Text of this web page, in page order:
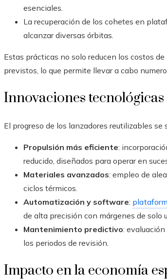
esenciales.
La recuperación de los cohetes en
alcanzar diversas órbitas.
Estas prácticas no solo reducen los costos
previstos, lo que permite llevar a cabo
Innovaciones
El progreso de los lanzadores reutilizables
Propulsión más eficiente:
reducido, diseñados para operar en
Materiales avanzados: empleo de
ciclos térmicos.
Automatización y software:
de alta precisión con márgenes de solo
Mantenimiento predictivo:
los periodos de revisión.
Impacto en la economía